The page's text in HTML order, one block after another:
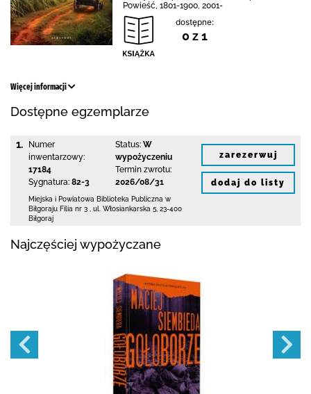
Powieść, 1801-1900, 2001-
dostępne:
0 z 1
Więcej informacji
Dostępne egzemplarze
1.
Numer
inwentarzowy:
17184
Sygnatura: 82-3
Status: W
wypożyczeniu
Termin zwrotu:
2026/08/31
Miejska i Powiatowa Biblioteka Publiczna w
Biłgoraju Filia nr 3
ul. Włosiankarska 5 23-400
Biłgoraj
zarezerwuj
dodaj do listy
Najczęściej wypożyczane